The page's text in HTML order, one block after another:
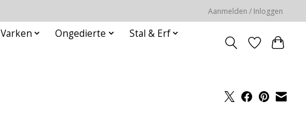
Aanmelden / Inloggen
Varken Ongedierte
Stal & Erf